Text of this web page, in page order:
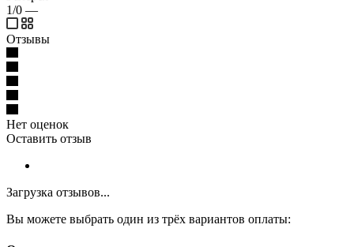
1/0 —
Отзывы
Нет оценок
Оставить отзыв
Загрузка отзывов...
Вы можете выбрать один из трёх вариантов оплаты: